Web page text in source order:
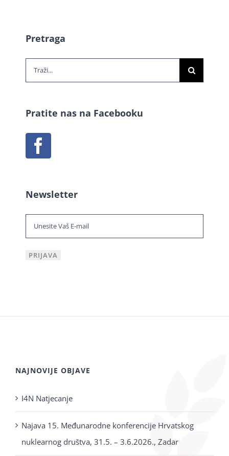
Pretraga
Traži...
Pratite nas na Facebooku
Newsletter
NAJNOVIJE OBJAVE
I4N Natjecanje
Najava 15. Međunarodne konferencije Hrvatskog
nuklearnog društva, 31.5. – 3.6.2026., Zadar